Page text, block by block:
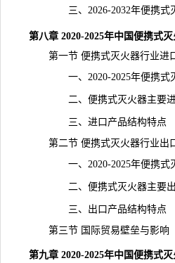
三、2026-2032年便携式灭
第八章 2020-2025年中国便携式
第一节 便携式灭火器行业进
一、2020-2025年便携式灭
二、便携式灭火器主要进
三、进口产品结构特点
第二节 便携式灭火器行业出
一、2020-2025年便携式灭
二、便携式灭火器主要出
三、出口产品结构特点
第三节 国际贸易壁垒与影响
第九章 2020-2025年中国便携式